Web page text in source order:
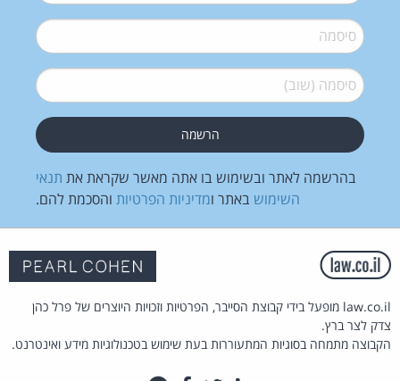
סיסמה*
סיסמה (שוב)*
בהרשמה לאתר ובשימוש בו אתה מאשר שקראת את תנאי
השימוש באתר ומדיניות הפרטיות והסכמת להם.
law.co.il מופעל בידי קבוצת הסייבר, הפרטיות וזכויות היוצרים של פרל כהן
צדק לצר ברץ.
הקבוצה מתמחה בסוגיות המתעוררות בעת שימוש בטכנולוגיות מידע ואינטרנט.